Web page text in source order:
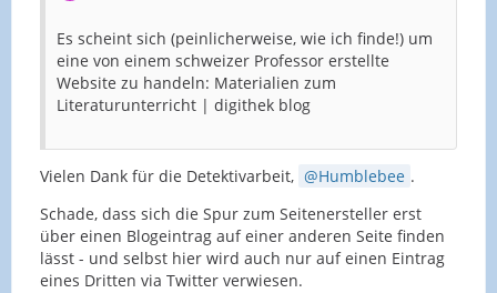
Es scheint sich (peinlicherweise, wie ich finde!) um
eine von einem schweizer Professor erstellte
Website zu handeln: Materialien zum
Literaturunterricht | digithek blog
Vielen Dank für die Detektivarbeit, Humblebee .
Schade, dass sich die Spur zum Seitenersteller erst
über einen Blogeintrag auf einer anderen Seite finden
lässt - und selbst hier wird auch nur auf einen Eintrag
eines Dritten via Twitter verwiesen.